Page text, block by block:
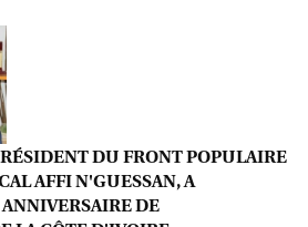
DU FRONT POPULAIRE
AFFI N'GUESSAN, A
DE